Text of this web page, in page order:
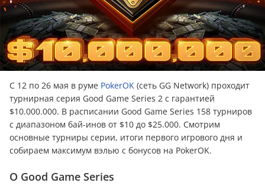
С 12 по 26 мая в руме PokerOK (сеть GG Network) проходит
турнирная серия Good Game Series 2 с гарантией
$10.000.000. В расписании Good Game Series 158 турниров
с диапазоном бай-инов от $10 до $25.000. Смотрим
основные турниры серии, итоги первого игрового дня и
собираем максимум вэлью с бонусов на PokerOK.
О Good Game Series